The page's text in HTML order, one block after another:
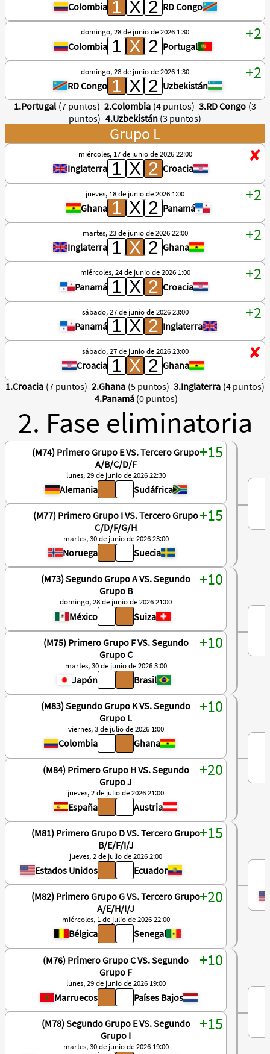
Colombia RD Congo
domingo, 28 de junio de 2026 1:30
Colombia Portugal
domingo, 28 de junio de 2026 1:30
RD Congo
Uzbekistán
1.Portugal (7 puntos) 2.Colombia (4 puntos) 3.RD Congo (3
puntos) 4.Uzbekistán (3 puntos)
Grupo L
miércoles, 17 de junio de 2026 22:00
Inglaterra Croacia
jueves, 18 de junio de 2026 1:00
Ghana Panamá
martes, 23 de junio de 2026 22:00
Inglaterra Ghana
miércoles, 24 de junio de 2026 1:00
Panamá Croacia
sábado, 27 de junio de 2026 23:00
Panamá Inglaterra
sábado, 27 de junio de 2026 23:00
Croacia
Ghana
1.Croacia (7 puntos) 2.Ghana (5 puntos) 3.Inglaterra (4 puntos)
4.Panamá (0 puntos)
2. Fase eliminatoria
(M74) Primero Grupo E VS. Tercero Grupo
A/B/C/D/F
lunes, 29 de junio de 2026 22:30
Alemania Sudáfrica
(M77) Primero Grupo I VS. Tercero Grupo
C/D/F/G/H
martes, 30 de junio de 2026 23:00
Noruega Suecia
(M73) Segundo Grupo A VS. Segundo
Grupo B
domingo, 28 de junio de 2026 21:00
México Suiza
(M75) Primero Grupo F VS. Segundo
Grupo C
martes, 30 de junio de 2026 3:00
Japón Brasil
(M83) Segundo Grupo K VS. Segundo
Grupo L
viernes, 3 de julio de 2026 1:00
Colombia Ghana
(M84) Primero Grupo H VS. Segundo
Grupo J
jueves, 2 de julio de 2026 21:00
España Austria
(M81) Primero Grupo D VS. Tercero Grupo
B/E/F/I/J
jueves, 2 de julio de 2026 2:00
Estados Unidos Ecuador
(M82) Primero Grupo G VS. Tercero Grupo
A/E/H/I/J
miércoles, 1 de julio de 2026 22:00
Bélgica Senegal
(M76) Primero Grupo C VS. Segundo
Grupo F
lunes, 29 de junio de 2026 19:00
Marruecos Países Bajos
(M78) Segundo Grupo E VS. Segundo
Grupo I
martes, 30 de junio de 2026 19:00